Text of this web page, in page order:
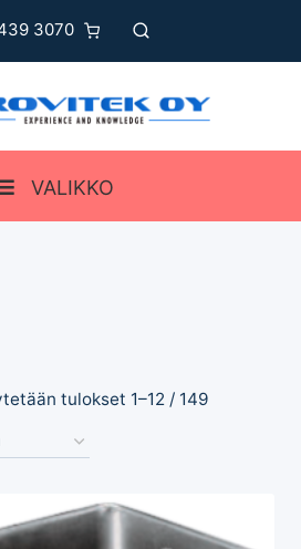
3070
VALIKKO
tulokset 1–12 / 149